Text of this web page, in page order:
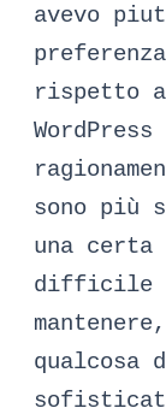
avevo
rispetto
sono più
una
difficile e
qualcosa